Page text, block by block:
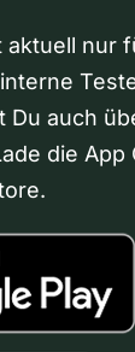
aktuell nur
Du auch
die App